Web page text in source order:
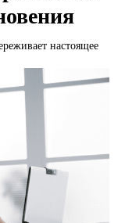
настоящее